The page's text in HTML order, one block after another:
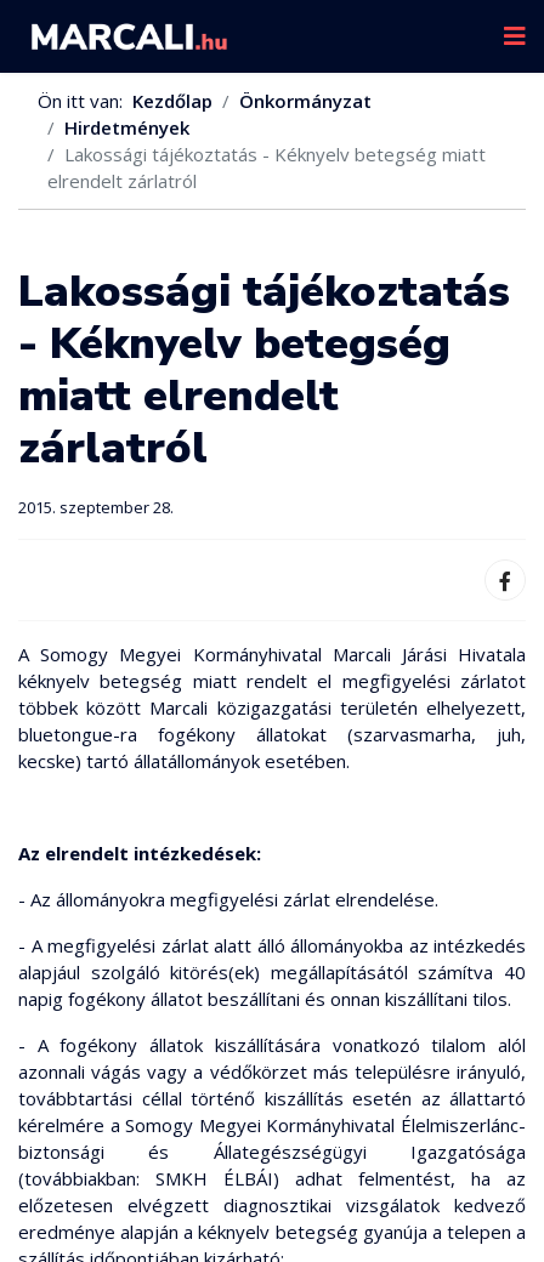
Ön itt van: Kezdőlap
Önkormányzat
Hirdetmények
Lakossági tájékoztatás - Kéknyelv betegség miatt
elrendelt zárlatról
Lakossági tájékoztatás
- Kéknyelv betegség
miatt elrendelt
zárlatról
2015. szeptember 28.
A Somogy Megyei Kormányhivatal Marcali Járási Hivatala
kéknyelv betegség miatt rendelt el megfigyelési zárlatot
többek között Marcali közigazgatási területén elhelyezett,
bluetongue-ra fogékony állatokat (szarvasmarha, juh,
kecske) tartó állatállományok esetében.
Az elrendelt intézkedések:
- Az állományokra megfigyelési zárlat elrendelése.
- A megfigyelési zárlat alatt álló állományokba az intézkedés
alapjául szolgáló kitörés(ek) megállapításától számítva 40
napig fogékony állatot beszállítani és onnan kiszállítani tilos.
- A fogékony állatok kiszállítására vonatkozó tilalom alól
azonnali vágás vagy a védőkörzet más településre irányuló,
továbbtartási céllal történő kiszállítás esetén az állattartó
kérelmére a Somogy Megyei Kormányhivatal Élelmiszerlánc-
biztonsági és Állategészségügyi Igazgatósága
(továbbiakban: SMKH ÉLBÁI) adhat felmentést, ha az
előzetesen elvégzett diagnosztikai vizsgálatok kedvező
eredménye alapján a kéknyelv betegség gyanúja a telepen a